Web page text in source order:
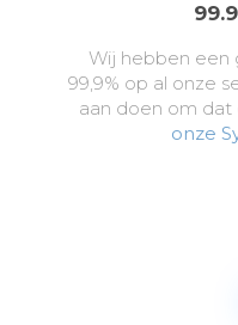
Wij hebben een
99,9% op al onze
aan doen om
onze